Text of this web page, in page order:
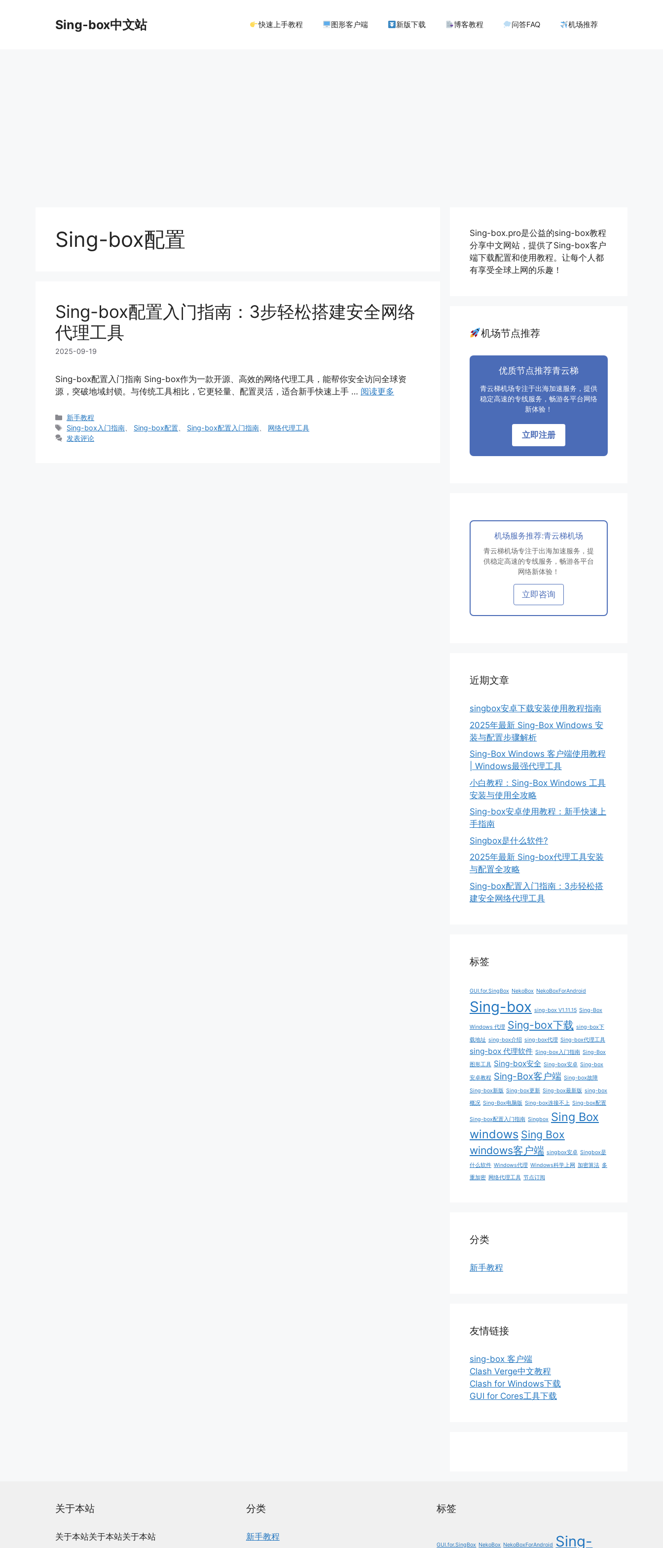
Sing-box中文站 快速上手教程 图形客户端 新版下载 博客教程 问答FAQ 机场推荐
Sing-box配置
Sing-box配置入门指南：3步轻松搭建安全网络
代理工具
2025-09-19
Sing-box配置入门指南 Sing-box作为一款开源、高效的网络代理工具，能帮你安全访问全球资
源，突破地域封锁。与传统工具相比，它更轻量、配置灵活，适合新手快速上手 … 阅读更多
分
类
新手教程
标
签
Sing-box入门指南 Sing-box配置 Sing-box配置入门指南
网络代理工具
发表评论
Sing-box.pro是公益的sing-box教程
分享中文网站，提供了Sing-box客户
端下载配置和使用教程。让每个人都
有享受全球上网的乐趣！
机场节点推荐
优质节点推荐青云梯
青云梯机场专注于出海加速服务，提供
稳定高速的专线服务，畅游各平台网络
新体验！
立即注册
机场服务推荐:青云梯机场
青云梯机场专注于出海加速服务，提
供稳定高速的专线服务，畅游各平台
网络新体验！
立即咨询
近期文章
singbox安卓下载安装使用教程指南
2025年最新 Sing-Box Windows 安
装与配置步骤解析
Sing-Box Windows 客户端使用教程
| Windows最强代理工具
小白教程：Sing-Box Windows 工具
安装与使用全攻略
Sing-box安卓使用教程：新手快速上
手指南
Singbox是什么软件?
2025年最新 Sing-box代理工具安装
与配置全攻略
Sing-box配置入门指南：3步轻松搭
建安全网络代理工具
标签
GUI.for.SingBox NekoBox NekoBoxForAndroid
Sing-box sing-box V1.11.15 Sing-Box
Windows 代理 Sing-box下载 sing-box下
载地址 sing-box介绍 sing-box代理 Sing-box代理工具
sing-box 代理软件 Sing-box入门指南 Sing-Box
图形工具 Sing-box安全 Sing-box安卓 Sing-box
安卓教程 Sing-Box客户端 Sing-box故障
Sing-box新版 Sing-box更新 Sing-box最新版 sing-box
概况 Sing-Box电脑版 Sing-box连接不上 Sing-box配置
Sing-box配置入门指南 Singbox Sing Box
windows Sing Box
windows客户端 singbox安卓 Singbox是
什么软件 Windows代理 Windows科学上网 加密算法 多
重加密 网络代理工具 节点订阅
分类
新手教程
友情链接
sing-box 客户端
Clash Verge中文教程
Clash for Windows下载
GUI for Cores工具下载
关于本站
关于本站关于本站关于本站
分类
新手教程
标签
GUI.for.SingBox NekoBox NekoBoxForAndroid Sing-